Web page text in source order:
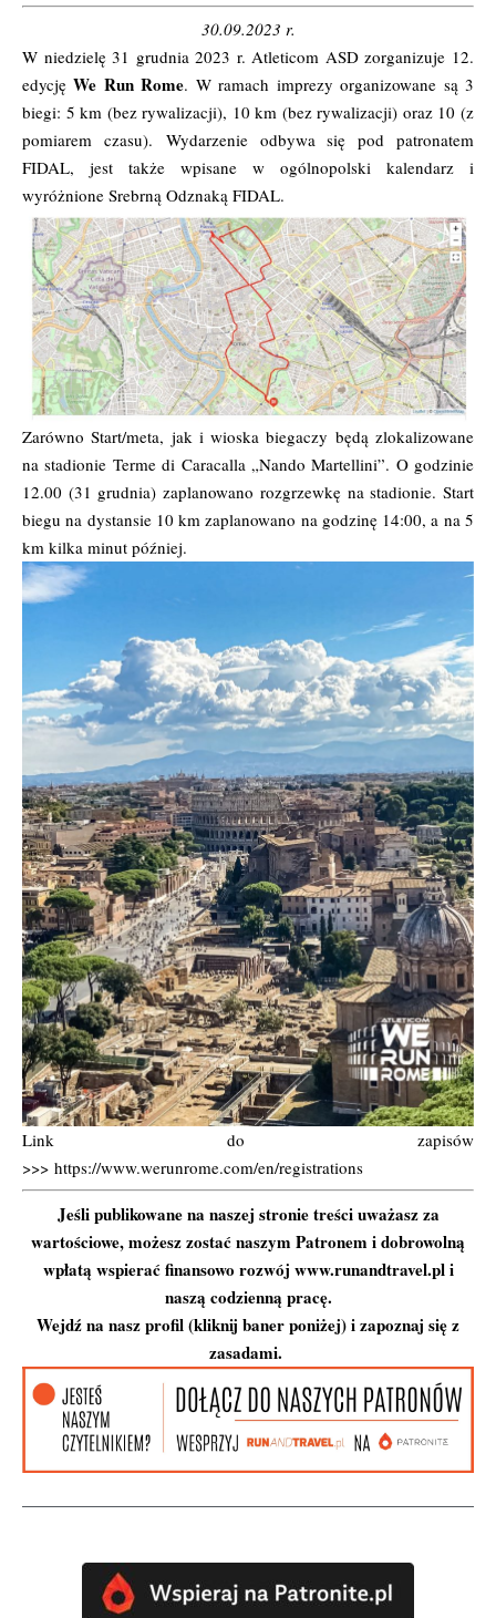
30.09.2023 r.
W niedzielę 31 grudnia 2023 r. Atleticom ASD zorganizuje 12.
edycjęWe Run Rome. W ramach imprezy organizowane są 3
biegi: 5 km (bez rywalizacji), 10 km (bez rywalizacji) oraz 10 (z
pomiarem czasu). Wydarzenie odbywa się pod patronatem
FIDAL, jest także wpisane w ogólnopolski kalendarz i
wyróżnione Srebrną Odznaką FIDAL.
Zarówno Start/meta, jak i wioska biegaczy będą zlokalizowane
na stadionie Terme di Caracalla „Nando Martellini”. O godzinie
12.00 (31 grudnia) zaplanowano rozgrzewkę na stadionie. Start
biegu na dystansie 10 km zaplanowano na godzinę 14:00, a na 5
km kilka minut później.
Link do zapisów
>>> https://www.werunrome.com/en/registrations
Jeśli publikowane na naszej stronie treści uważasz za
wartościowe, możesz zostać naszym Patronem i dobrowolną
wpłatą wspierać finansowo rozwój www.runandtravel.pl i
naszą codzienną pracę.
Wejdź na nasz profil (kliknij baner poniżej) i zapoznaj się z
zasadami.